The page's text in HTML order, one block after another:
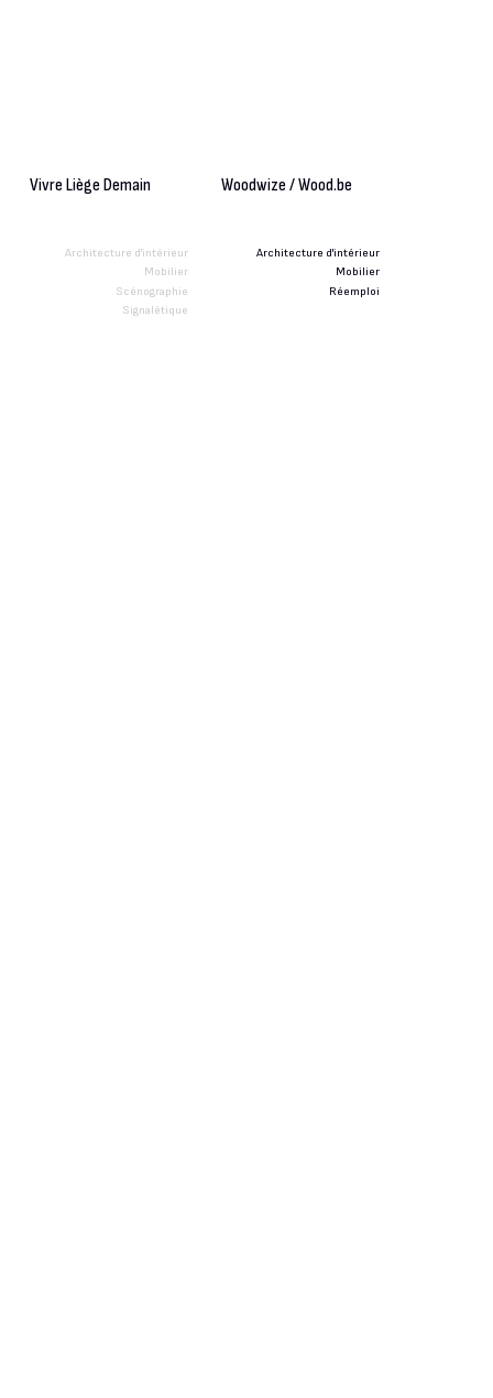
Vivre Liège Demain Woodwize / Wood.be
Architecture d'intérieur
Mobilier
Scénographie
Signalétique
Architecture d'intérieur
Mobilier
Réemploi